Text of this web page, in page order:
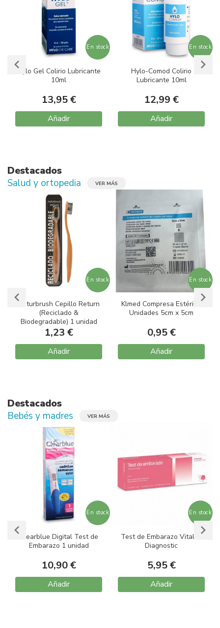
En stock
Hylo Gel Colirio Lubricante
10ml
13,95 €
Añadir
En stock
Hylo-Comod Colirio
Lubricante 10ml
12,99 €
Añadir
10
Destacados
Salud y ortopedia
VER MÁS
En stock
Naturbrush Cepillo Return
(Reciclado &
Biodegradable) 1 unidad
1,23 €
Añadir
En stock
Klmed Compresa Estéril 5
Unidades 5cm x 5cm
0,95 €
Añadir
10
Destacados
Bebés y madres
VER MÁS
En stock
Clearblue Digital Test de
Embarazo 1 unidad
10,90 €
Añadir
En stock
Test de Embarazo Vitalist
Diagnostic
5,95 €
Añadir